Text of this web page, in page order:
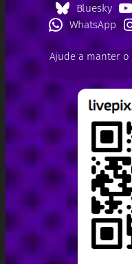
Bluesky
WhatsApp
Ajude a manter o